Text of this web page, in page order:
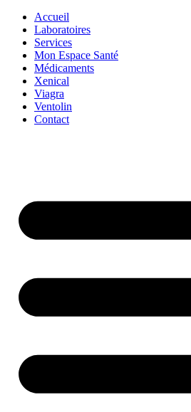
Accueil
Laboratoires
Services
Mon Espace Santé
Médicaments
Xenical
Viagra
Ventolin
Contact